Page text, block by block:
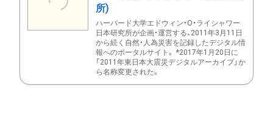
所)
ハーバード大学エドウィン・O・ライシャワー
日本研究所が企画・運営する、2011年3月11日
から続く自然・人為災害を記録したデジタル情
報へのポータルサイト。 *2017年1月20日に
「2011年東日本大震災デジタルアーカイブ」か
ら名称変更された。